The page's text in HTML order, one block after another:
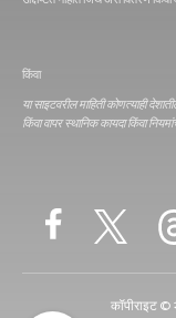
किंवा
या साइटवरील माहिती कोणत्याही
किंवा वापर स्थानिक कायदा किंवा
कॉपीराइट